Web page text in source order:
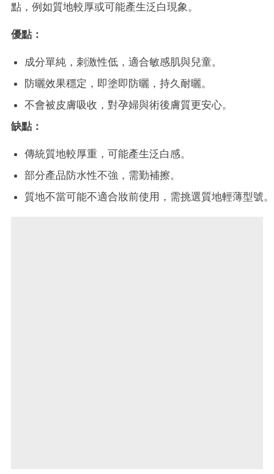
點，例如質地較厚或可能產生泛白現象。
優點：
成分單純，刺激性低，適合敏感肌與兒童。
防曬效果穩定，即塗即防曬，持久耐曬。
不會被皮膚吸收，對孕婦與術後膚質更安心。
缺點：
傳統質地較厚重，可能產生泛白感。
部分產品防水性不強，需勤補擦。
質地不當可能不適合妝前使用，需挑選質地輕薄型號。